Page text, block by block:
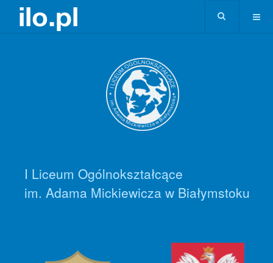
I Liceum Ogólnokształcące
im. Adama Mickiewicza w Białymstoku